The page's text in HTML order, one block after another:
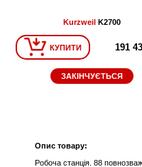
KurzweilK2700
КУПИТИ 191
ЗАКІНЧУЄТЬСЯ
Опис товару:
Робоча станція. 88